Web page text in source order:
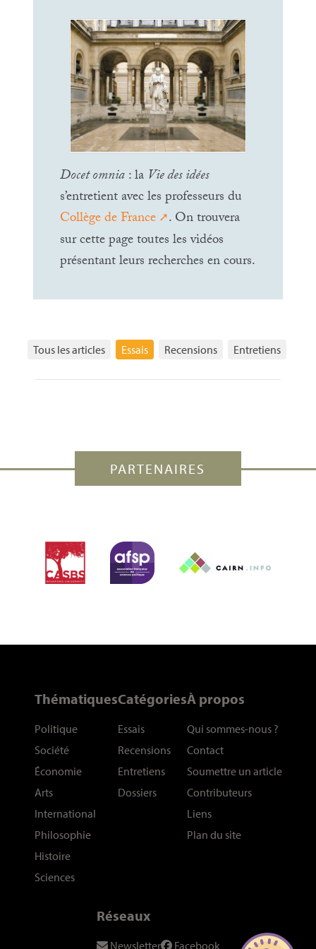
Docet omnia: la Vie des idées
s’entretient avec les professeurs du
Collège de France
. On trouvera
sur cette page toutes les vidéos
présentant leurs recherches en cours.
Tous les articles Essais Recensions Entretiens
PARTENAIRES
Thématiques
Politique
Société
Économie
Arts
International
Philosophie
Histoire
Sciences
Catégories
Essais
Recensions
Entretiens
Dossiers
À propos
Qui sommes-nous ?
Contact
Soumettre un article
Contributeurs
Liens
Plan du site
Réseaux
Newsletter Facebook